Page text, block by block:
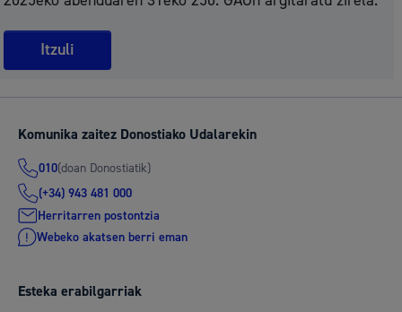
Itzuli
Komunika zaitez Donostiako Udalarekin
010(doan Donostiatik)
(+34) 943 481 000
Herritarren postontzia
Webeko akatsen berri eman
Esteka erabilgarriak